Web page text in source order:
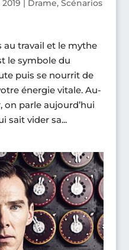
| Drame, Scénarios
au travail et le mythe
le symbole du
puis se nourrit de
énergie vitale. Au-
parle aujourd’hui
sait vider sa...